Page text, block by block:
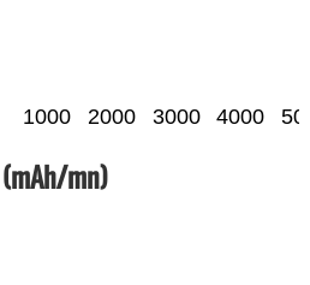
1000 2000 3000 4000
mn)